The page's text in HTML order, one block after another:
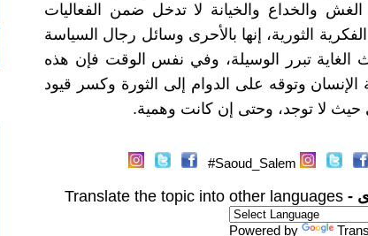
والخداع والخيانة لا تدخل ضمن الفعاليات
الثورية، إنها بالأحرى وسائل رجال السياسة
الغاية تبرر الوسيلة، وفي نفس الوقت فإن هذه
وتوقه على الدوام إلى الثورة وكسر قيود
حيث لا توجد، وحتى إن كانت وهمية.
Saoud_Salem#
-
Translate the topic into other languages
Powered by